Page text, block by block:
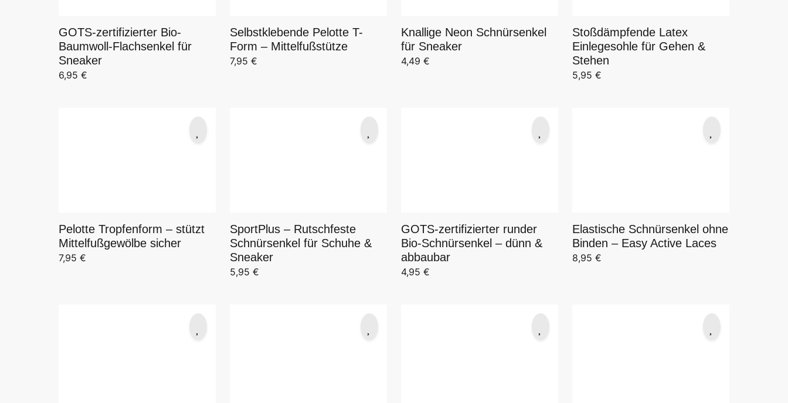
GOTS-zertifizierter Bio-
Baumwoll-Flachsenkel für
Sneaker
6,95 €
Selbstklebende Pelotte T-
Form – Mittelfußstütze
7,95 €
Knallige Neon Schnürsenkel
für Sneaker
4,49 €
Stoßdämpfende Latex
Einlegesohle für Gehen &
Stehen
5,95 €
Pelotte Tropfenform – stützt
Mittelfußgewölbe sicher
7,95 €
SportPlus – Rutschfeste
Schnürsenkel für Schuhe &
Sneaker
5,95 €
GOTS-zertifizierter runder
Bio-Schnürsenkel – dünn &
abbaubar
4,95 €
Elastische Schnürsenkel ohne
Binden – Easy Active Laces
8,95 €